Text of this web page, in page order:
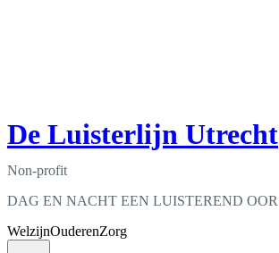
De Luisterlijn Utrecht
Non-profit
DAG EN NACHT EEN LUISTEREND OOR
WelzijnOuderenZorg